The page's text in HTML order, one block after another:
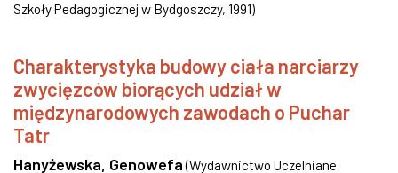
Szkoły Pedagogicznej w Bydgoszczy, 1991)
Charakterystyka budowy ciała narciarzy
zwycięzców biorących udział w
międzynarodowych zawodach o Puchar
Tatr
Hanyżewska, Genowefa (Wydawnictwo Uczelniane